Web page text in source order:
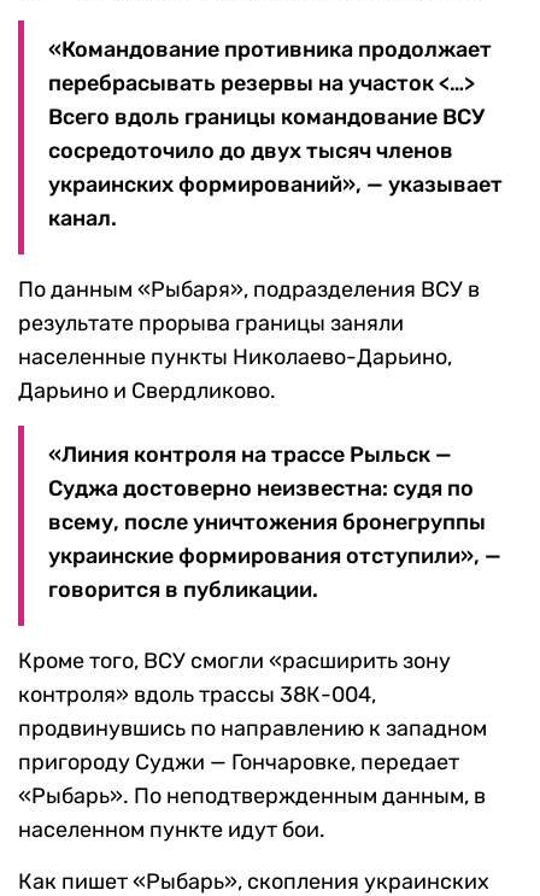
«Командование противника продолжает
перебрасывать резервы на участок <…>
Всего вдоль границы командование ВСУ
сосредоточило до двух тысяч членов
украинских формирований», — указывает
канал.
По данным «Рыбаря», подразделения ВСУ в
результате прорыва границы заняли
населенные пункты Николаево-Дарьино,
Дарьино и Свердликово.
«Линия контроля на трассе Рыльск —
Суджа достоверно неизвестна: судя по
всему, после уничтожения бронегруппы
украинские формирования отступили», —
говорится в публикации.
Кроме того, ВСУ смогли «расширить зону
контроля» вдоль трассы 38К-004,
продвинувшись по направлению к западном
пригороду Суджи — Гончаровке, передает
«Рыбарь». По неподтвержденным данным, в
населенном пункте идут бои.
Как пишет «Рыбарь», скопления украинских